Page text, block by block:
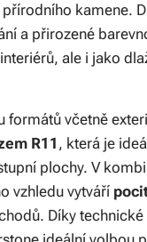
kamene.
a přirozené
ale i jako
formátů včetně
R11, která je
plochy. V
vzhledu vytváří
Díky technické